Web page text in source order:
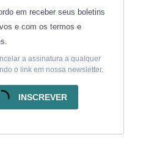
em receber seus boletins
e com os termos e
a assinatura a qualquer
o link em nossa newsletter.
INSCREVER